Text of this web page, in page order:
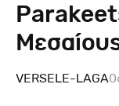
VERSELE-LAGA